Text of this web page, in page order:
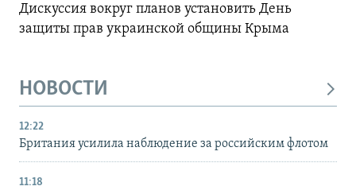
Дискуссия вокруг планов установить День
защиты прав украинской общины Крыма
НОВОСТИ
12:22
Британия усилила наблюдение за российским флотом
11:18